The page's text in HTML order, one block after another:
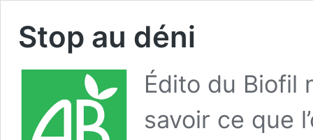
Stop au déni
Édito du Biofil
savoir ce que